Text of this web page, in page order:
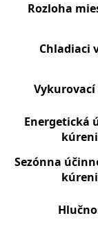
Rozloha
Chladiaci
Energetická
Sezónna